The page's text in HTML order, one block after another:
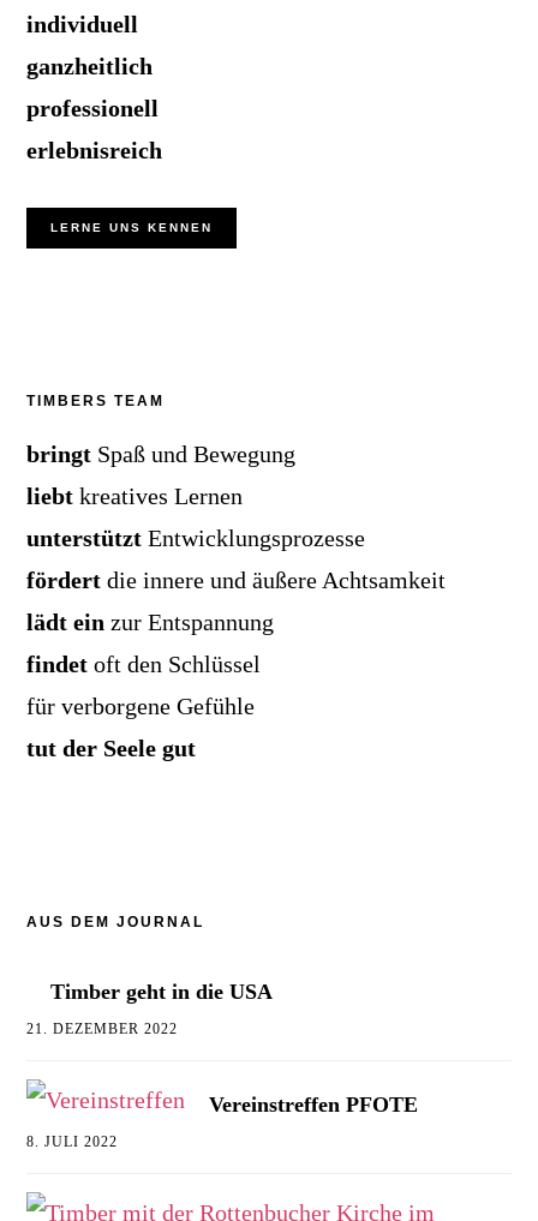
individuell
ganzheitlich
professionell
erlebnisreich
LERNE UNS KENNEN
TIMBERS TEAM
bringt Spaß und Bewegung
liebt kreatives Lernen
unterstützt Entwicklungsprozesse
fördert die innere und äußere Achtsamkeit
lädt ein zur Entspannung
findet oft den Schlüssel
für verborgene Gefühle
tut der Seele gut
AUS DEM JOURNAL
Timber geht in die USA
21. DEZEMBER 2022
Vereinstreffen PFOTE
8. JULI 2022